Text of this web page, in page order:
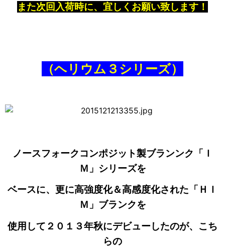
また次回入荷時に、宜しくお願い致します！
（ヘリウム３シリーズ）
ノースフォークコンポジット製ブランンク「Ｉ
Ｍ」シリーズを
ベースに、更に高強度化＆高感度化された「ＨＩ
Ｍ」ブランクを
使用して２０１３年秋にデビューしたのが、こち
らの